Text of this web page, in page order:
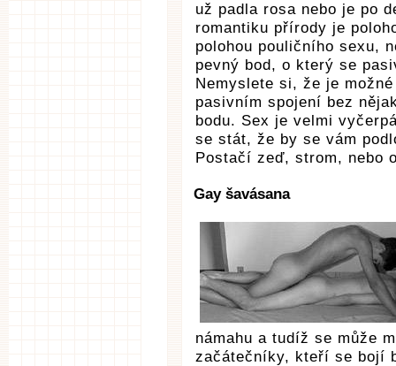
už padla rosa nebo je po
romantiku přírody je
polohou pouličního sexu,
pevný bod, o který se
Nemyslete si, že je
pasivním spojení bez
bodu. Sex je velmi
se stát, že by se vám
Postačí zeď, strom, nebo
Gay šavásana
námahu a tudíž se může
začátečníky, kteří se bojí